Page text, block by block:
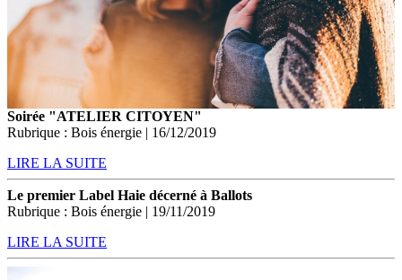
Soirée "ATELIER CITOYEN"
Rubrique : Bois énergie | 16/12/2019
LIRE LA SUITE
Le premier Label Haie décerné à Ballots
Rubrique : Bois énergie | 19/11/2019
LIRE LA SUITE